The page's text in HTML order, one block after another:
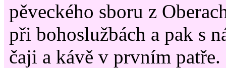
pěveckého sboru z
při bohoslužbách a pak s
čaji a kávě v prvním patře.